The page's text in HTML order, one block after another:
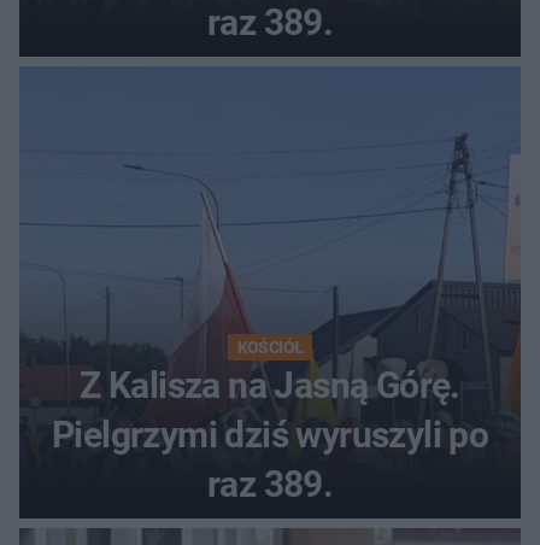
raz 389.
KOŚCIÓŁ
Z Kalisza na Jasną Górę.
Pielgrzymi dziś wyruszyli po
raz 389.